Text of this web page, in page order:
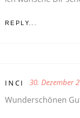
REPLY...
INCI 30. Dezember
Wunderschönen